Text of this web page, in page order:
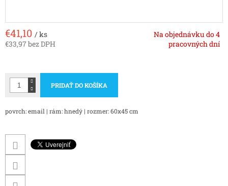
€41,10 / ks
€33,97 bez DPH
Na objednávku do 4
pracovných dní
PRIDAŤ DO KOŠÍKA
povrch: email | rám: hnedý | rozmer: 60x45 cm